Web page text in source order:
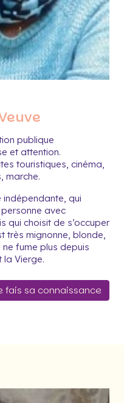
publique
et attention.
touristiques, cinéma,
marche.
indépendante, qui
personne avec
qui choisit de s’occuper
très mignonne, blonde,
ne fume plus depuis
la Vierge.
fais sa connaissance